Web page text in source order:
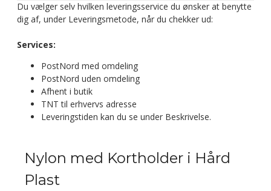
Du vælger selv hvilken leveringsservice du ønsker at benytte
dig af, under Leveringsmetode, når du chekker ud:
Services:
PostNord med omdeling
PostNord uden omdeling
Afhent i butik
TNT til erhvervs adresse
Leveringstiden kan du se under Beskrivelse.
Nylon med Kortholder i Hård
Plast